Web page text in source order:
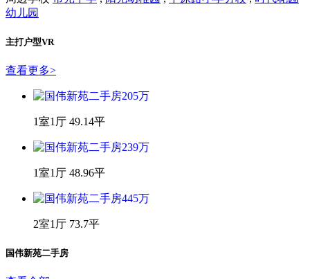
幼儿园
主打户型VR
查看更多>
1室1厅 49.14平
1室1厅 48.96平
2室1厅 73.7平
国伟新苑二手房